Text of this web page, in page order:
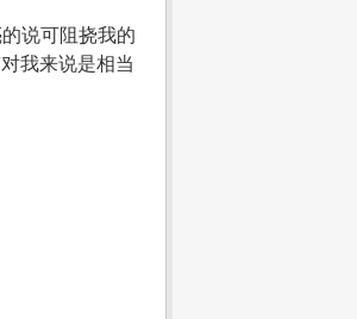
说可阻挠我的
我来说是相当